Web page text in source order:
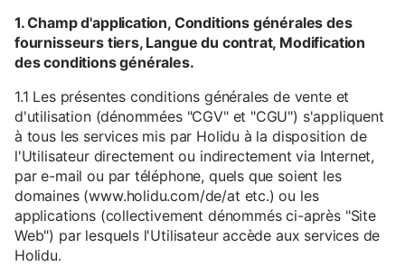
1. Champ d'application, Conditions générales des
fournisseurs tiers, Langue du contrat, Modification
des conditions générales.
1.1 Les présentes conditions générales de vente et
d'utilisation (dénommées "CGV" et "CGU") s'appliquent
à tous les services mis par Holidu à la disposition de
l'Utilisateur directement ou indirectement via Internet,
par e-mail ou par téléphone, quels que soient les
domaines (www.holidu.com/de/at etc.) ou les
applications (collectivement dénommés ci-après "Site
Web") par lesquels l'Utilisateur accède aux services de
Holidu.